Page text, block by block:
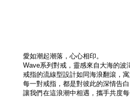
愛如潮起潮落，心心相印。
Wave系列對戒，靈感來自大海的波
戒指的流線型設計如同海浪翻滾，
每一對戒指，都是對彼此的深情告
讓我們在這浪潮中相遇，攜手共度